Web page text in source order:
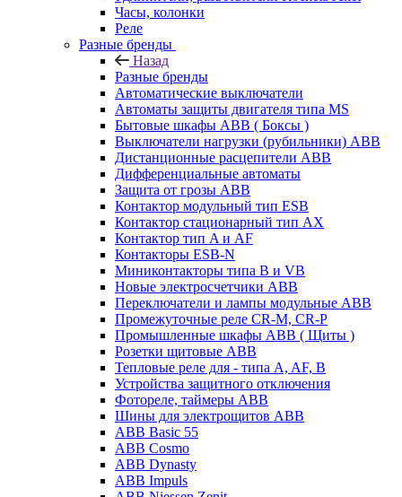
Часы, колонки
Реле
Разные бренды
Назад
Разные бренды
Автоматические выключатели
Автоматы защиты двигателя типа MS
Бытовые шкафы ABB ( Боксы )
Выключатели нагрузки (рубильники) ABB
Дистанционные расцепители ABB
Дифференциальные автоматы
Защита от грозы ABB
Контактор модульный тип ESB
Контактор стационарный тип AX
Контактор тип A и AF
Контакторы ESB-N
Миниконтакторы типа B и VB
Новые электросчетчики ABB
Переключатели и лампы модульные ABB
Промежуточные реле CR-M, CR-P
Промышленные шкафы ABB ( Щиты )
Розетки щитовые ABB
Тепловые реле для - типа A, AF, B
Устройства защитного отключения
Фотореле, таймеры ABB
Шины для электрощитов АВВ
ABB Basic 55
ABB Cosmo
ABB Dynasty
ABB Impuls